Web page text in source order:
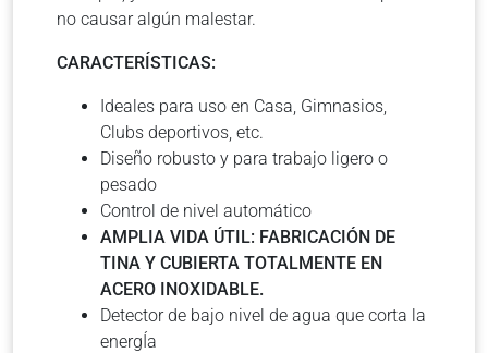
no causar algún malestar.
CARACTERÍSTICAS:
Ideales para uso en Casa, Gimnasios,
Clubs deportivos, etc.
Diseño robusto y para trabajo ligero o
pesado
Control de nivel automático
AMPLIA VIDA ÚTIL: FABRICACIÓN DE
TINA Y CUBIERTA TOTALMENTE EN
ACERO INOXIDABLE.
Detector de bajo nivel de agua que corta la
energÍa